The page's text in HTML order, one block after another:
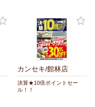
カンセキ/館林店
決算★10倍ポイントセー
ル！！